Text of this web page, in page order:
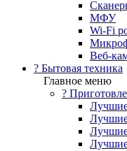
МФУ
Wi-Fi
Веб-
? Бытовая техника
Главное меню
?